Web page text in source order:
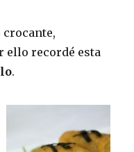
crocante,
ello recordé esta
.